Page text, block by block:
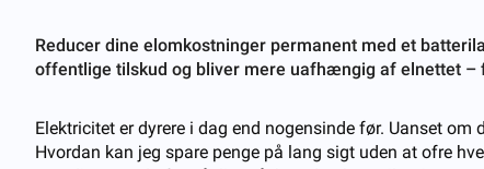
Reducer dine elomkostninger permanent med et
offentlige tilskud og bliver mere uafhængig af elnettet
Elektricitet er dyrere i dag end nogensinde før. Uanset
Hvordan kan jeg spare penge på lang sigt uden at ofre